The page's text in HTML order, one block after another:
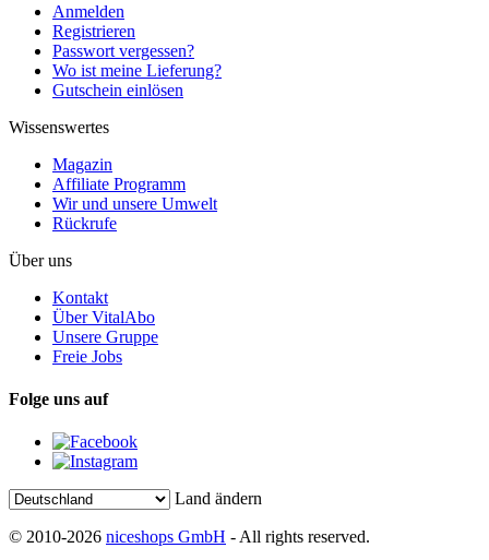
Anmelden
Registrieren
Passwort vergessen?
Wo ist meine Lieferung?
Gutschein einlösen
Wissenswertes
Magazin
Affiliate Programm
Wir und unsere Umwelt
Rückrufe
Über uns
Kontakt
Über VitalAbo
Unsere Gruppe
Freie Jobs
Folge uns auf
Land ändern
© 2010-2026 niceshops GmbH - All rights reserved.